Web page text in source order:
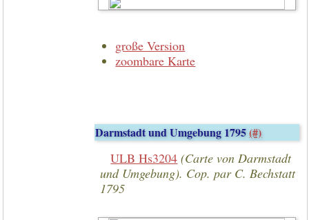
große Version
zoombare Karte
Darmstadt und Umgebung 1795(#)
ULB Hs3204 (Carte von Darmstadt
und Umgebung). Cop. par C. Bechstatt
1795